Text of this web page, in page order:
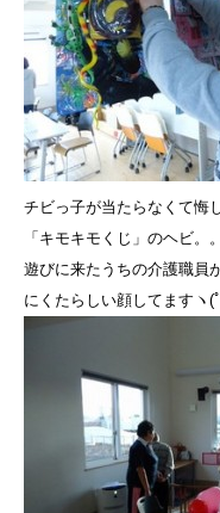
チビっ子が当たらなくて悔
「キモキモくじ」のヘビ。
遊びに来たうちの介護職員
にくたらしい顔してますヽ(ﾟ